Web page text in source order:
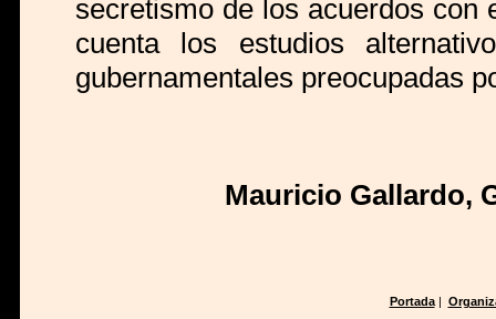
secretismo de los acuerdos con
cuenta los estudios
gubernamentales preocupadas
Mauricio Gallardo,
Portada|